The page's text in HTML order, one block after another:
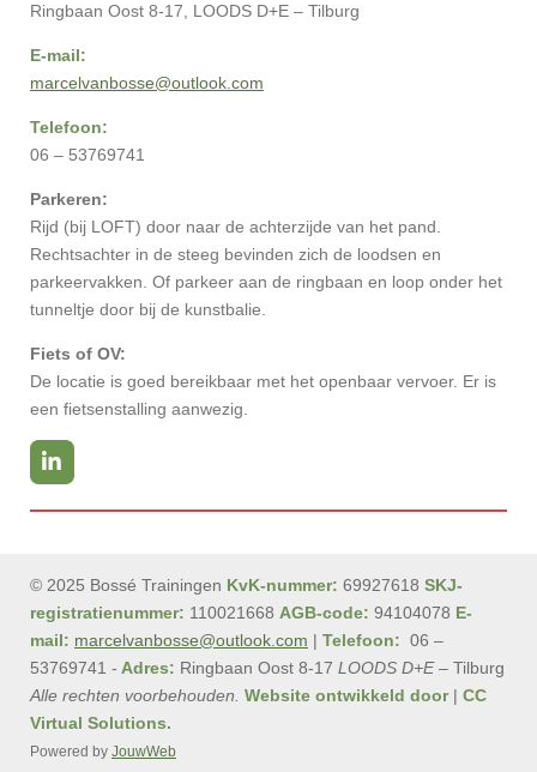
Ringbaan Oost 8-17, LOODS D+E – Tilburg
E-mail:
marcelvanbosse@outlook.com
Telefoon:
06 – 53769741
Parkeren:
Rijd (bij LOFT) door naar de achterzijde van het pand.
Rechtsachter in de steeg bevinden zich de loodsen en
parkeervakken. Of parkeer aan de ringbaan en loop onder het
tunneltje door bij de kunstbalie.
Fiets of OV:
De locatie is goed bereikbaar met het openbaar vervoer. Er is
een fietsenstalling aanwezig.
L
i
n
I
n
© 2025 Bossé Trainingen KvK-nummer: 69927618 SKJ-
registratienummer: 110021668 AGB-code: 94104078 E-
mail: marcelvanbosse@outlook.com | Telefoon: 06 –
53769741 - Adres: Ringbaan Oost 8-17 LOODS D+E– Tilburg
Alle rechten voorbehouden. Website ontwikkeld door| CC
Virtual Solutions.
Powered by JouwWeb